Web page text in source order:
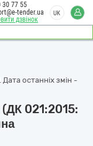
дзвінок
30 77 55
tender.ua
UK
останніх змін -
021:2015: